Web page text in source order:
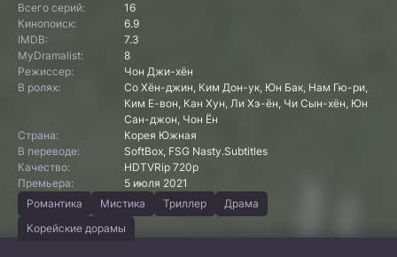
Всего серий:
16
Кинопоиск:
6.9
IMDB:
7.3
MyDramalist:
8
Режиссер:
Чон Джи-хён
В ролях:
Со Хён-джин, Ким Дон-ук, Юн Бак, Нам Гю-ри,
Ким Е-вон, Кан Хун, Ли Хэ-ён, Чи Сын-хён, Юн
Сан-джон, Чон Ён
Страна:
Корея Южная
В переводе:
SoftBox, FSG Nasty.Subtitles
Качество:
HDTVRip 720p
Премьера:
5 июля 2021
Романтика
Мистика Триллер
Драма
Корейские дорамы